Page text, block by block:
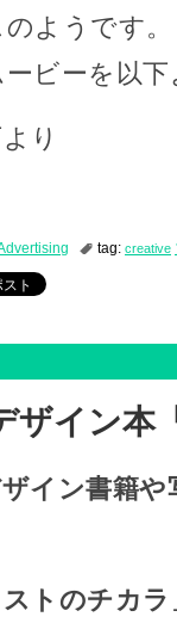
ようです
ビーを以
り
tag: creative
ザイン本
イン書籍
トのチカラ